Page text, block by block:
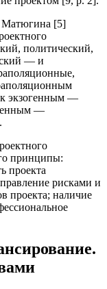
[5]
политический,
— и
экзогенным —
—
принципы:
проекта
рисками и
проекта; наличие